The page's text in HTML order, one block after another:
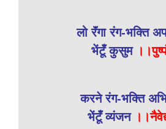
लो रॅंगा रंग-भक्ति
भेंटूँ कुसुम
करने रंग-भक्ति
भेंटूँ व्यंजन